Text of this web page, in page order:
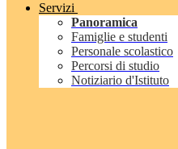
Servizi
Panoramica
Famiglie e studenti
Personale scolastico
Percorsi di studio
Notiziario d'Istituto